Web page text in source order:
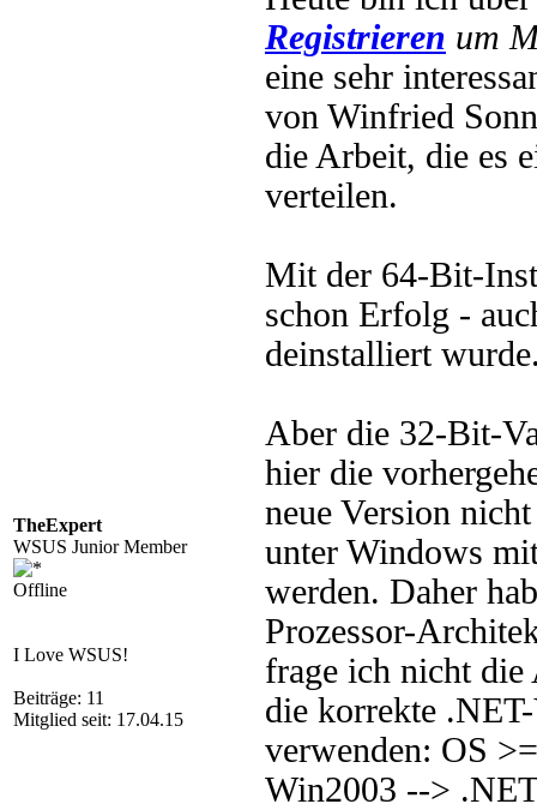
TheExpert
WSUS Junior Member
Offline
I Love WSUS!
Beiträge: 11
Mitglied seit: 17.04.15
Registrieren um
eine sehr
von Winfried
die Arbeit, die es
verteilen.
Mit der 64-Bit-
schon Erfolg -
deinstalliert
Aber die 32-Bit-
hier die
neue Version
unter Windows
werden. Daher
Prozessor-
frage ich nicht die
die korrekte
verwenden: OS
Win2003 -->